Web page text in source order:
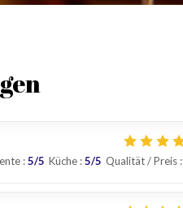
: 5/5 Küche: 5/5 Qualität / Preis: